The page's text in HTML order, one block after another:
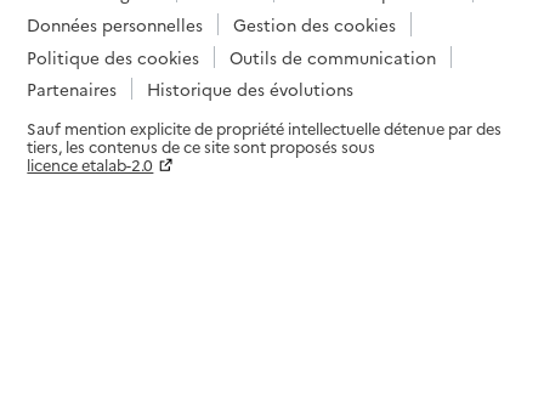
Données personnelles
Gestion des cookies
Politique des cookies
Outils de communication
Partenaires
Historique des évolutions
Sauf mention explicite de propriété intellectuelle détenue par des
tiers, les contenus de ce site sont proposés sous
licence etalab-2.0